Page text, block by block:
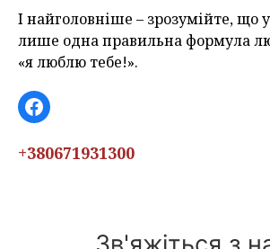
І найголовніше – зрозумійте, що
лише одна правильна формула
«я люблю тебе!».
Facebook
+380671931300